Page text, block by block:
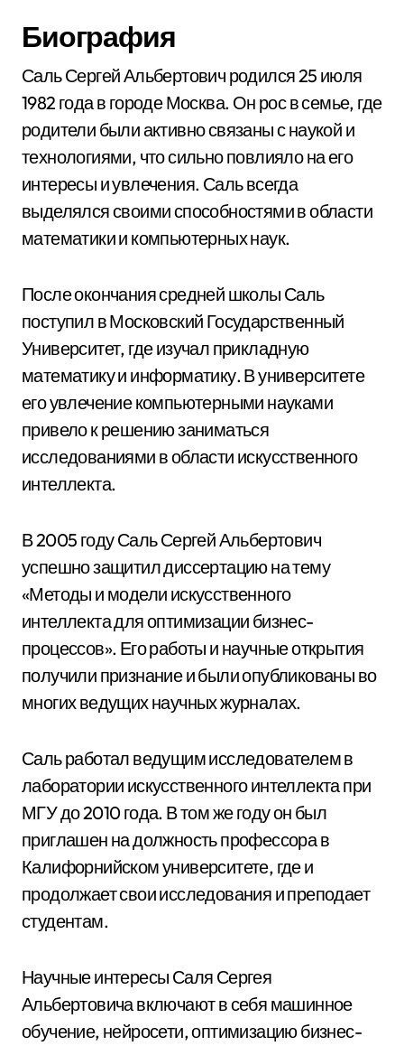
Биография
Саль Сергей Альбертович родился 25 июля
1982 года в городе Москва. Он рос в семье, где
родители были активно связаны с наукой и
технологиями, что сильно повлияло на его
интересы и увлечения. Саль всегда
выделялся своими способностями в области
математики и компьютерных наук.
После окончания средней школы Саль
поступил в Московский Государственный
Университет, где изучал прикладную
математику и информатику. В университете
его увлечение компьютерными науками
привело к решению заниматься
исследованиями в области искусственного
интеллекта.
В 2005 году Саль Сергей Альбертович
успешно защитил диссертацию на тему
«Методы и модели искусственного
интеллекта для оптимизации бизнес-
процессов». Его работы и научные открытия
получили признание и были опубликованы во
многих ведущих научных журналах.
Саль работал ведущим исследователем в
лаборатории искусственного интеллекта при
МГУ до 2010 года. В том же году он был
приглашен на должность профессора в
Калифорнийском университете, где и
продолжает свои исследования и преподает
студентам.
Научные интересы Саля Сергея
Альбертовича включают в себя машинное
обучение, нейросети, оптимизацию бизнес-